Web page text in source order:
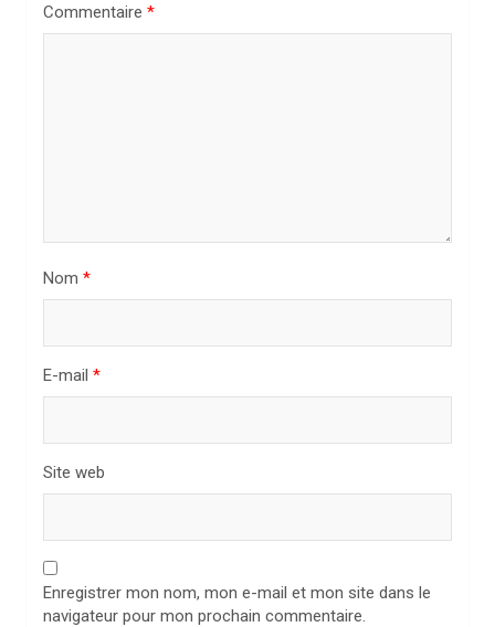
Commentaire *
Nom *
E-mail *
Site web
Enregistrer mon nom, mon e-mail et mon site dans le
navigateur pour mon prochain commentaire.